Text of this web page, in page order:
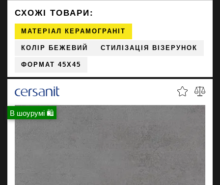
СХОЖІ ТОВАРИ:
МАТЕРІАЛ КЕРАМОГРАНІТ
КОЛІР БЕЖЕВИЙ СТИЛІЗАЦІЯ ВІЗЕРУНОК
ФОРМАТ 45X45
В шоурумі 🛍